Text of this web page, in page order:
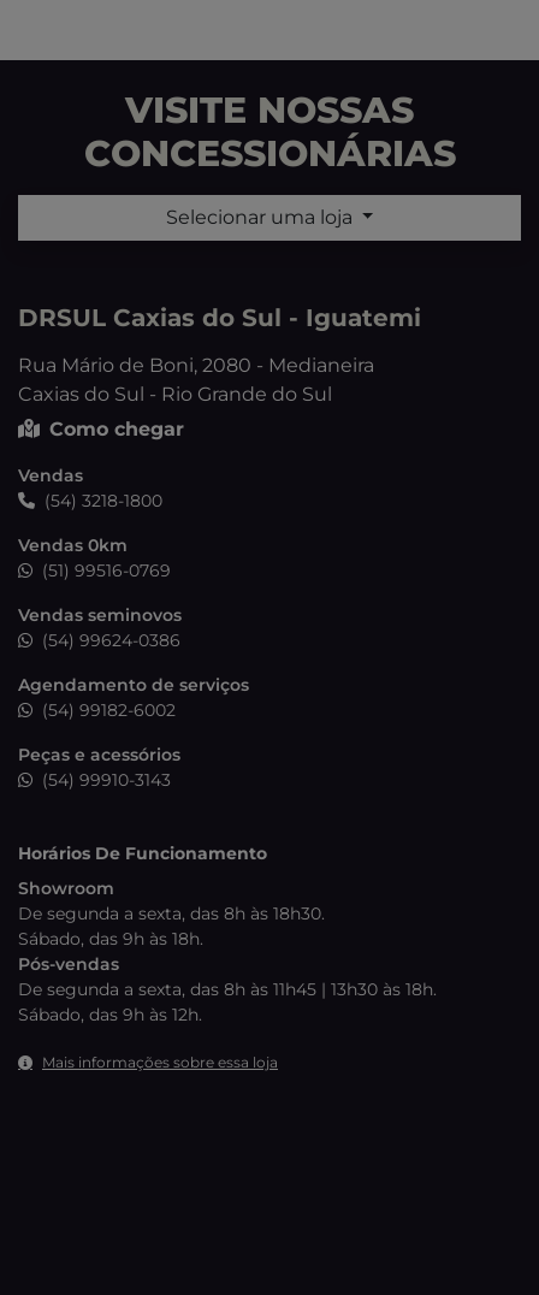
VISITE NOSSAS
CONCESSIONÁRIAS
Selecionar uma loja
DRSUL Caxias do Sul - Iguatemi
Rua Mário de Boni, 2080 - Medianeira
Caxias do Sul - Rio Grande do Sul
Como chegar
Vendas
(54) 3218-1800
Vendas 0km
(51) 99516-0769
Vendas seminovos
(54) 99624-0386
Agendamento de serviços
(54) 99182-6002
Peças e acessórios
(54) 99910-3143
Horários De Funcionamento
Showroom
De segunda a sexta, das 8h às 18h30.
Sábado, das 9h às 18h.
Pós-vendas
De segunda a sexta, das 8h às 11h45 | 13h30 às 18h.
Sábado, das 9h às 12h.
Mais informações sobre essa loja